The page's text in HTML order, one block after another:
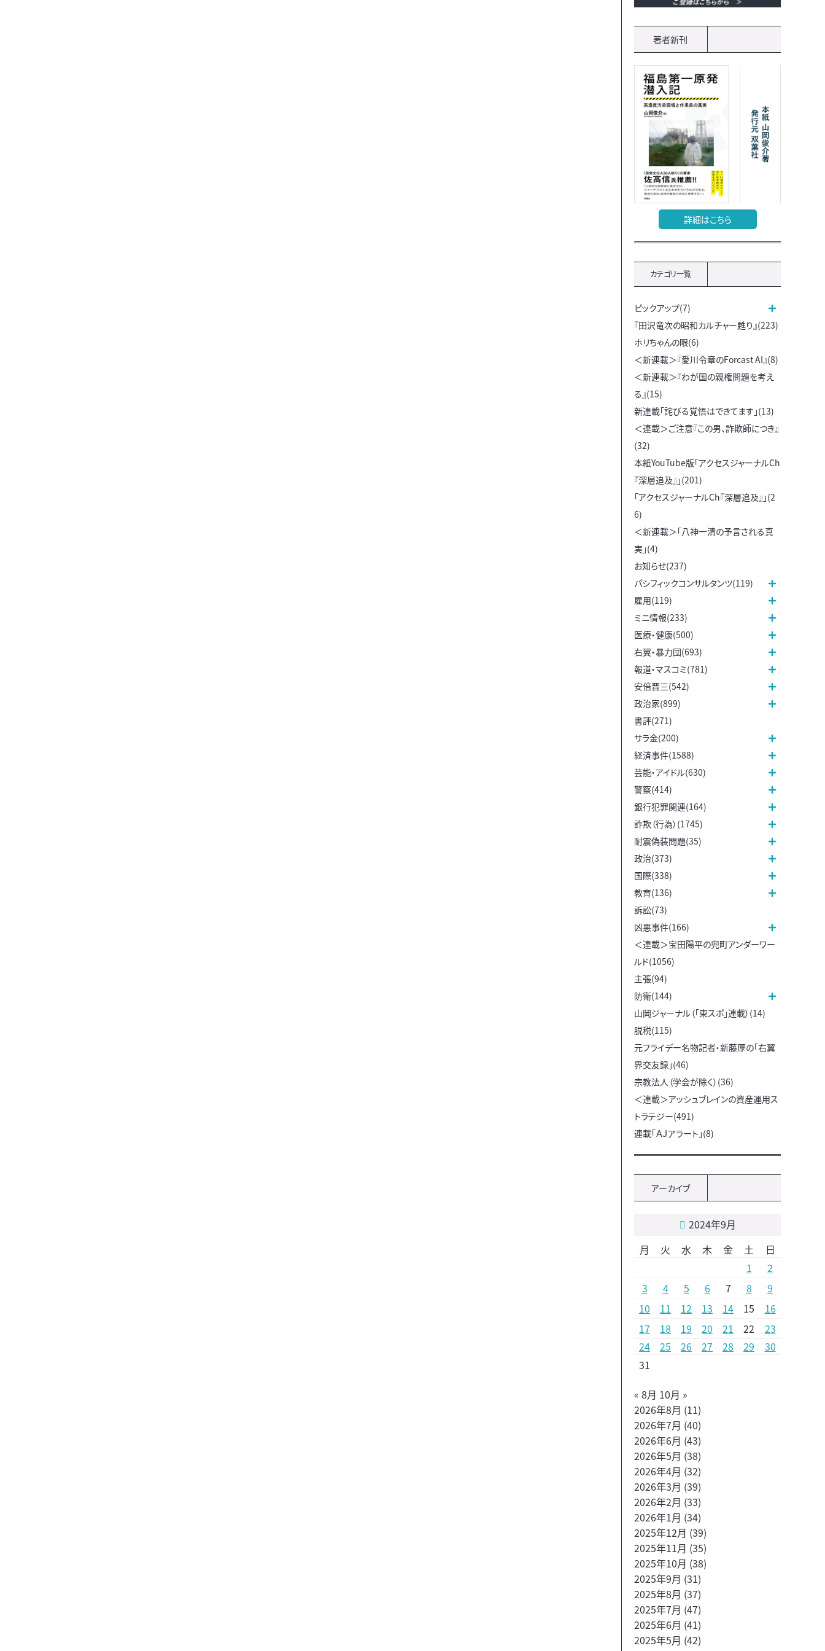
著者新刊
詳細はこちら
カテゴリ一覧
ピックアップ(7)
『田沢竜次の昭和カルチャー甦り』(223)
ホリちゃんの眼(6)
＜新連載＞『愛川令章のForcast AI』(8)
＜新連載＞『わが国の親権問題を考え
る』(15)
新連載「詫びる覚悟はできてます」(13)
＜連載＞ご注意『この男、詐欺師につき』
(32)
本紙YouTube版「アクセスジャーナルCh
『深層追及』」(201)
「アクセスジャーナルCh『深層追及』」(2
6)
＜新連載＞「八神一清の予言される真
実」(4)
お知らせ(237)
パシフィックコンサルタンツ(119)
雇用(119)
ミニ情報(233)
医療・健康(500)
右翼・暴力団(693)
報道・マスコミ(781)
安倍晋三(542)
政治家(899)
書評(271)
サラ金(200)
経済事件(1588)
芸能・アイドル(630)
警察(414)
銀行犯罪関連(164)
詐欺（行為）(1745)
耐震偽装問題(35)
政治(373)
国際(338)
教育(136)
訴訟(73)
凶悪事件(166)
＜連載＞宝田陽平の兜町アンダーワー
ルド(1056)
主張(94)
防衛(144)
山岡ジャーナル（「東スポ」連載）(14)
脱税(115)
元フライデー名物記者・新藤厚の「右翼
界交友録」(46)
宗教法人（学会が除く）(36)
＜連載＞アッシュブレインの資産運用ス
トラテジー(491)
連載「ＡＪアラート」(8)
アーカイブ
2024年9月
月
火 水 木 金 土
日
1
2
3
4 5 6 7 8
9
10
11 12 13 14 15
16
17
18 19 20 21 22
23
24
25 26 27 28 29
30
31
« 8月 10月 »
2026年8月 (11)
2026年7月 (40)
2026年6月 (43)
2026年5月 (38)
2026年4月 (32)
2026年3月 (39)
2026年2月 (33)
2026年1月 (34)
2025年12月 (39)
2025年11月 (35)
2025年10月 (38)
2025年9月 (31)
2025年8月 (37)
2025年7月 (47)
2025年6月 (41)
2025年5月 (42)